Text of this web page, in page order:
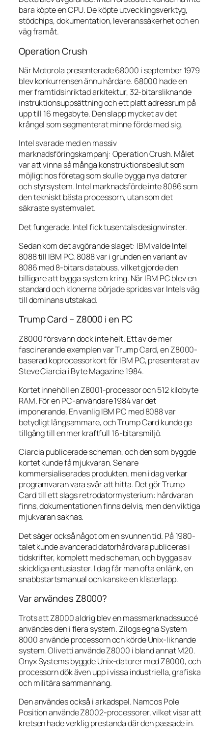
bara köpte en CPU. De köpte utvecklingsverktyg,
stödchips, dokumentation, leveranssäkerhet och en
väg framåt.
Operation Crush
När Motorola presenterade 68000 i september 1979
blev konkurrensen ännu hårdare. 68000 hade en
mer framtidsinriktad arkitektur, 32-bitarsliknande
instruktionsuppsättning och ett platt adressrum på
upp till 16 megabyte. Den slapp mycket av det
krångel som segmenterat minne förde med sig.
Intel svarade med en massiv
marknadsföringskampanj: Operation Crush. Målet
var att vinna så många konstruktionsbeslut som
möjligt hos företag som skulle bygga nya datorer
och styrsystem. Intel marknadsförde inte 8086 som
den tekniskt bästa processorn, utan som det
säkraste systemvalet.
Det fungerade. Intel fick tusentals designvinster.
Sedan kom det avgörande slaget: IBM valde Intel
8088 till IBM PC. 8088 var i grunden en variant av
8086 med 8-bitars databuss, vilket gjorde den
billigare att bygga system kring. När IBM PC blev en
standard och klonerna började spridas var Intels väg
till dominans utstakad.
Trump Card – Z8000 i en PC
Z8000 försvann dock inte helt. Ett av de mer
fascinerande exemplen var Trump Card, en Z8000-
baserad koprocessorkort för IBM PC, presenterat av
Steve Ciarcia i Byte Magazine 1984.
Kortet innehöll en Z8001-processor och 512 kilobyte
RAM. För en PC-användare 1984 var det
imponerande. En vanlig IBM PC med 8088 var
betydligt långsammare, och Trump Card kunde ge
tillgång till en mer kraftfull 16-bitarsmiljö.
Ciarcia publicerade scheman, och den som byggde
kortet kunde få mjukvaran. Senare
kommersialiserades produkten, men i dag verkar
programvaran vara svår att hitta. Det gör Trump
Card till ett slags retrodatormysterium: hårdvaran
finns, dokumentationen finns delvis, men den viktiga
mjukvaran saknas.
Det säger också något om en svunnen tid. På 1980-
talet kunde avancerad datorhårdvara publiceras i
tidskrifter, komplett med scheman, och byggas av
skickliga entusiaster. I dag får man ofta en länk, en
snabbstartsmanual och kanske en klisterlapp.
Var användes Z8000?
Trots att Z8000 aldrig blev en massmarknadssuccé
användes den i flera system. Zilogs egna System
8000 använde processorn och körde Unix-liknande
system. Olivetti använde Z8000 i bland annat M20.
Onyx Systems byggde Unix-datorer med Z8000, och
processorn dök även upp i vissa industriella, grafiska
och militära sammanhang.
Den användes också i arkadspel. Namcos Pole
Position använde Z8002-processorer, vilket visar att
kretsen hade verklig prestanda där den passade in.